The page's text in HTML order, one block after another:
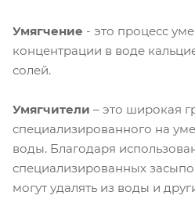
Умягчение - это процесс
концентрации в воде
солей.
Умягчители – это широкая
специализированного на
воды. Благодаря
специализированных
могут удалять из воды и